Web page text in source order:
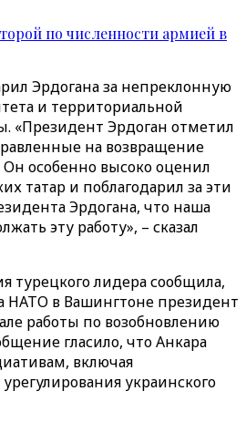
по численности армией в
Эрдогана за непреклонную
и территориальной
«Президент Эрдоган отметил
на возвращение
особенно высоко оценил
татар и поблагодарил за эти
Эрдогана, что наша
эту работу», – сказал
турецкого лидера сообщила,
НАТО в Вашингтоне президент
работы по возобновлению
гласило, что Анкара
включая
украинского